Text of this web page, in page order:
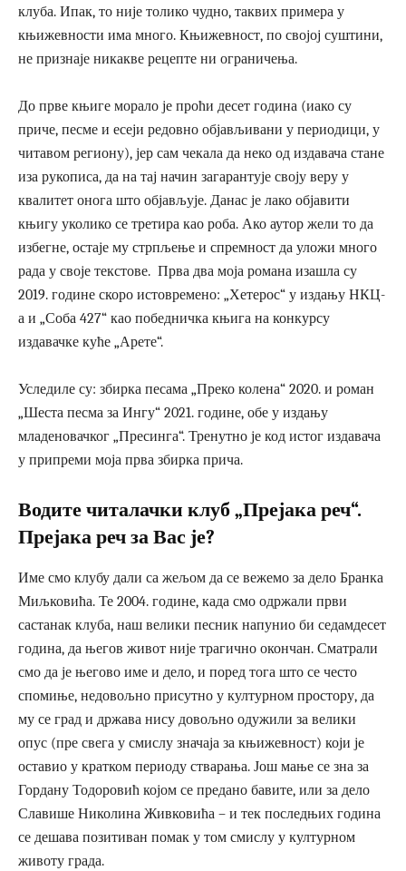
клуба. Ипак, то није толико чудно, таквих примера у
књижевности има много. Књижевност, по својој суштини,
не признаје никакве рецепте ни ограничења.
До прве књиге морало је проћи десет година (иако су
приче, песме и есеји редовно објављивани у периодици, у
читавом региону), јер сам чекала да неко од издавача стане
иза рукописа, да на тај начин загарантује своју веру у
квалитет онога што објављује. Данас је лако објавити
књигу уколико се третира као роба. Ако аутор жели то да
избегне, остаје му стрпљење и спремност да уложи много
рада у своје текстове. Прва два моја романа изашла су
2019. године скоро истовремено: „Хетерос“ у издању НКЦ-
а и „Соба 427“ као победничка књига на конкурсу
издавачке куће „Арете“.
Уследиле су: збирка песама „Преко колена“ 2020. и роман
„Шеста песма за Ингу“ 2021. године, обе у издању
младеновачког „Пресинга“. Тренутно је код истог издавача
у припреми моја прва збирка прича.
Водите читалачки клуб „Прејака реч“.
Прејака реч за Вас је?
Име смо клубу дали са жељом да се вежемо за дело Бранка
Миљковића. Те 2004. године, када смо одржали први
састанак клуба, наш велики песник напунио би седамдесет
година, да његов живот није трагично окончан. Сматрали
смо да је његово име и дело, и поред тога што се често
спомиње, недовољно присутно у културном простору, да
му се град и држава нису довољно одужили за велики
опус (пре свега у смислу значаја за књижевност) који је
оставио у кратком периоду стварања. Још мање се зна за
Гордану Тодоровић којом се предано бавите, или за дело
Славише Николина Живковића – и тек последњих година
се дешава позитиван помак у том смислу у културном
животу града.